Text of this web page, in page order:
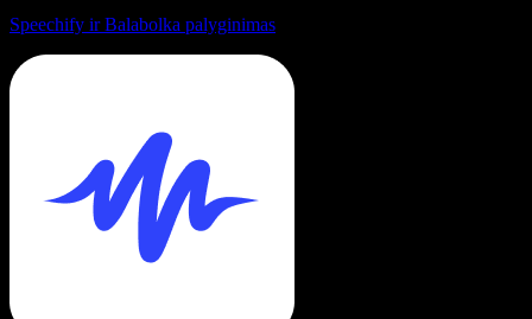
Speechify ir Balabolka palyginimas